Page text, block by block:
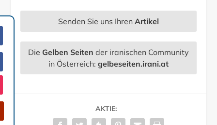
Senden Sie uns Ihren Artikel
Die Gelben Seiten der iranischen Community
in Österreich: gelbeseiten.irani.at
AKTIE: